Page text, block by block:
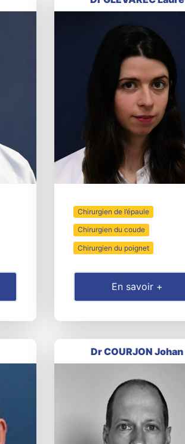
Chirurgien de l’épaule
Chirurgien du coude
Chirurgien du poignet
En savoir +
Dr COURJON Johan